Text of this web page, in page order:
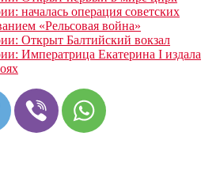
началась операция советских
«Рельсовая война»
Открыт Балтийский вокзал
Императрица Екатерина I издала